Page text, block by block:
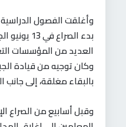
وأغلقت الفصول
بدء الصراع
العديد من المؤسسات
وكان توجيه من قيادة
بالبقاء مغلقة، إلى
وقبل أسابيع من الصراع